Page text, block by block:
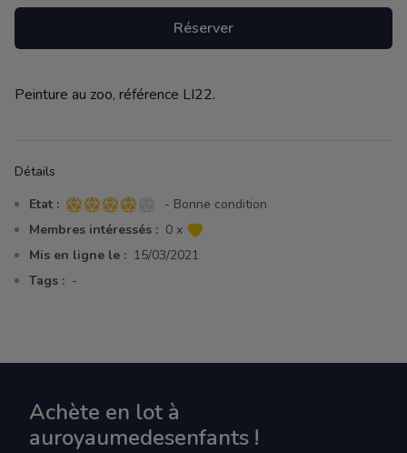
Réserver
Description
Peinture au zoo, référence LI22.
Détails
Etat : 4 sur 5 étoiles
- Bonne condition
Membres intéressés : 0 x
Mis en ligne le : 15/03/2021
Tags : -
Achète en lot à
auroyaumedesenfants !